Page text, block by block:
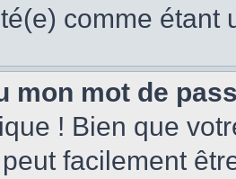
comme étant
mon mot de
! Bien que
facilement